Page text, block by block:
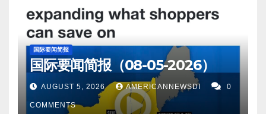
国际要闻简报
国际要闻简报（08-05-2026）
AUGUST 5, 2026 AMERICANNEWSDI 0
COMMENTS